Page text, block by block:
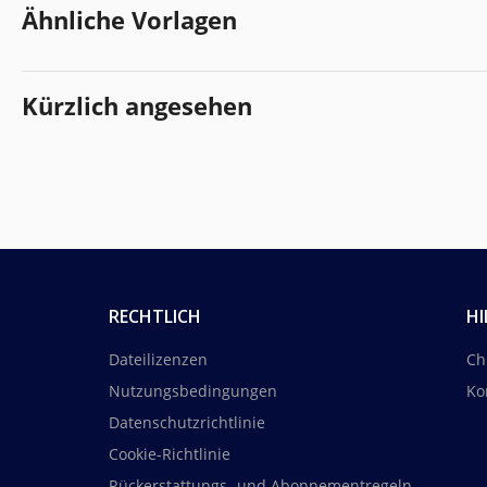
Ähnliche Vorlagen
Kürzlich angesehen
RECHTLICH
Dateilizenzen
Nutzungsbedingungen
Datenschutzrichtlinie
Cookie-Richtlinie